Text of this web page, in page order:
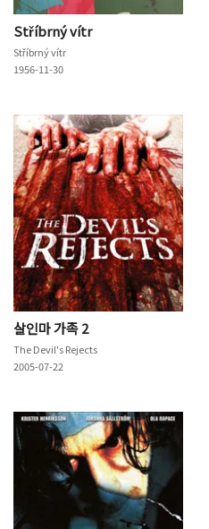
Stříbrný vítr
Stříbrný vítr
1956-11-30
살인마 가족 2
The Devil's Rejects
2005-07-22